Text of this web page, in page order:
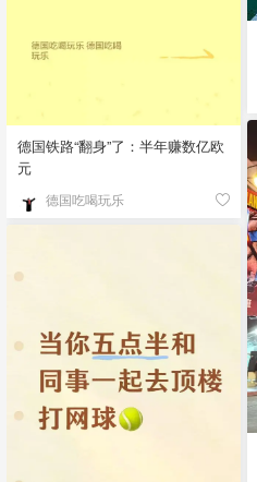
德国铁路“翻身”了：半年赚数亿欧
元
德国吃喝玩乐